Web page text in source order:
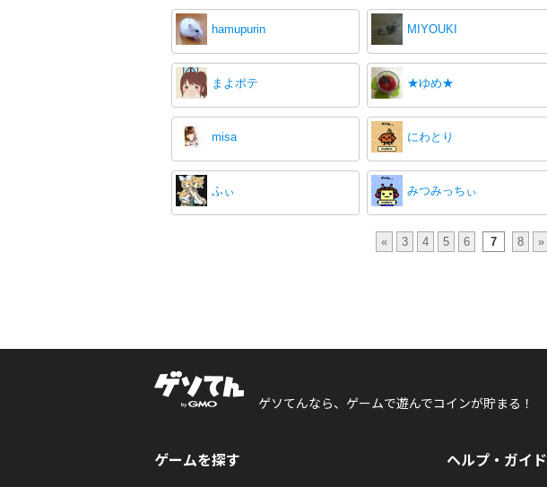
hamupurin MIYOUKI
まよポテ ★ゆめ★
misa にわとり
ふぃ みつみっちぃ
« 3 4 5 6 7 8 »
ゲソてんなら、ゲームで遊んでコインが貯まる！
ゲームを探す ヘルプ・ガイド